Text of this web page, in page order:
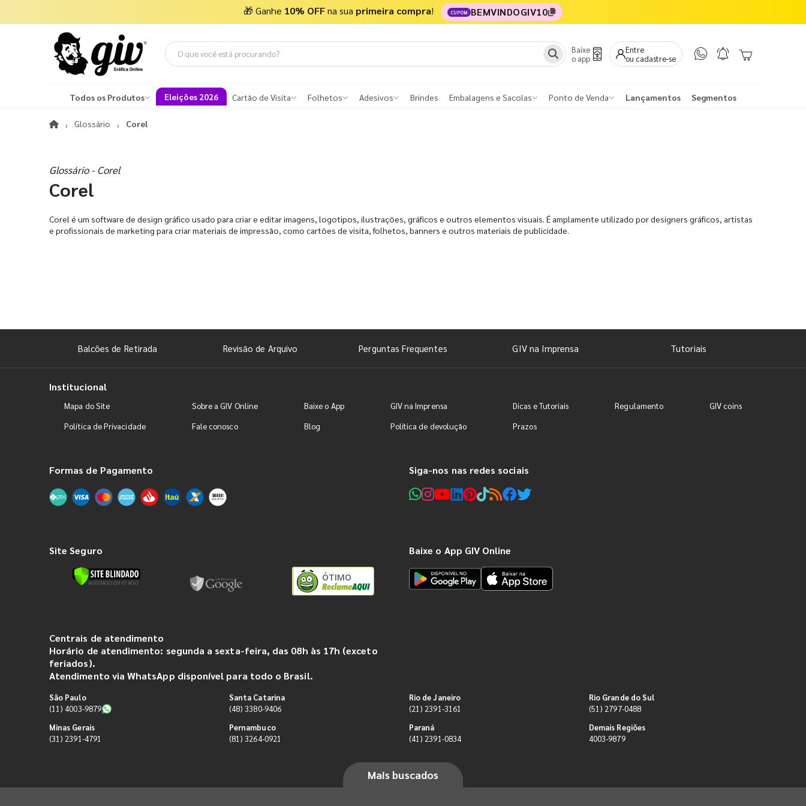
🎁 Ganhe 10% OFFna sua primeira compra! CUPOM BEMVINDOGIV10
Baixe
o app
Entre
ou cadastre-se
Todos os Produtos Eleições 2026 Cartão de Visita Folhetos Adesivos Brindes Embalagens e Sacolas Ponto de Venda Lançamentos Segmentos
Glossário Corel
Glossário - Corel
Corel
Corel é um software de design gráfico usado para criar e editar imagens, logotipos, ilustrações, gráficos e outros elementos visuais. É amplamente utilizado por designers gráficos, artistas
e profissionais de marketing para criar materiais de impressão, como cartões de visita, folhetos, banners e outros materiais de publicidade.
Balcões de Retirada Revisão de Arquivo Perguntas Frequentes GIV na Imprensa Tutoriais
Institucional
Mapa do Site Sobre a GIV Online Baixe o App GIV na Imprensa Dicas e Tutoriais Regulamento
GIV coins
Política de Privacidade
Fale conosco Blog Política de devolução Prazos
Formas de Pagamento Siga-nos nas redes sociais
Site Seguro
ÓTIMO
Baixe o App GIV Online
Centrais de atendimento
Horário de atendimento: segunda a sexta-feira, das 08h às 17h (exceto
feriados).
Atendimento via WhatsApp disponível para todo o Brasil.
São Paulo
(11) 4003-9879
Minas Gerais
(31) 2391-4791
Santa Catarina
(48) 3380-9406
Pernambuco
(81) 3264-0921
Rio de Janeiro
(21) 2391-3161
Paraná
(41) 2391-0834
Rio Grande do Sul
(51) 2797-0488
Demais Regiões
4003-9879
Mais buscados